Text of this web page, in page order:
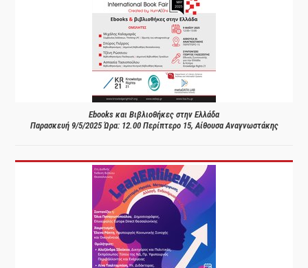
Ebooks και Βιβλιοθήκες στην Ελλάδα
Παρασκευή 9/5/2025 Ώρα: 12.00 Περίπτερο 15, Αίθουσα Αναγνωστάκης